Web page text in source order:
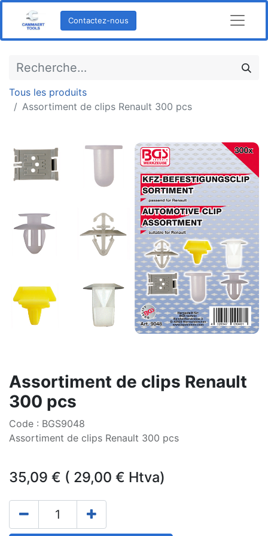
Contactez-nous
Tous les produits
Assortiment de clips Renault 300 pcs
Assortiment de clips Renault
300 pcs
Code : BGS9048
Assortiment de clips Renault 300 pcs
35,09 € ( 29,00 € Htva)